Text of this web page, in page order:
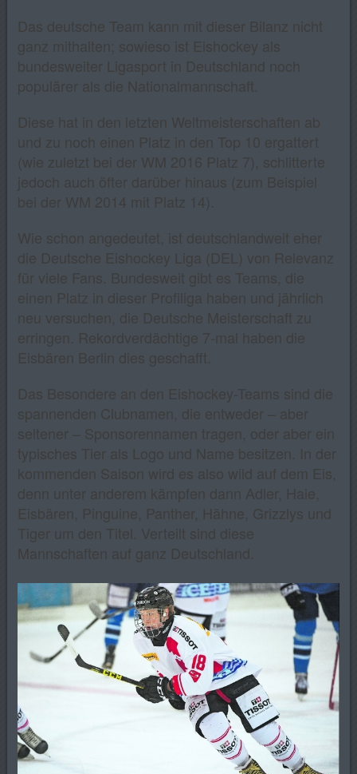
Das deutsche Team kann mit dieser Bilanz nicht
ganz mithalten; sowieso ist Eishockey als
bundesweiter Ligasport in Deutschland noch
populärer als die Nationalmannschaft.
Diese hat in den letzten Weltmeisterschaften ab
und zu noch einen Platz in den Top 10 ergattert
(wie zuletzt bei der WM 2016 Platz 7), schlitterte
jedoch auch öfter darüber hinaus (zum Beispiel
bei der WM 2014 mit Platz 14).
Wie schon angedeutet, ist deutschlandweit eher
die Deutsche Eishockey Liga (DEL) von Relevanz
für viele Fans. Bundesweit gibt es Teams, die
einen Platz in dieser Profiliga haben und jährlich
neu versuchen, die Deutsche Meisterschaft zu
erringen. Rekordverdächtige 7-mal haben die
Eisbären Berlin dies geschafft.
Das Besondere an den Eishockey-Teams sind die
spannenden Clubnamen, die entweder – aber
seltener – Sponsorennamen tragen, oder aber ein
typisches Tier als Logo und Name besitzen. In der
kommenden Saison wird es also wild auf dem Eis,
denn unter anderem kämpfen dann Adler, Haie,
Eisbären, Pinguine, Panther, Hähne, Grizzlys und
Tiger um den Titel. Verteilt sind diese
Mannschaften auf ganz Deutschland.